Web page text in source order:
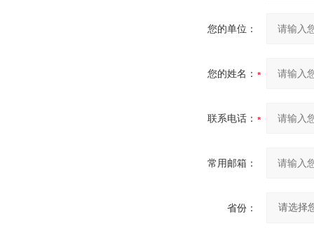
您的单位：
您的姓名：
联系电话：
常用邮箱：
省份：